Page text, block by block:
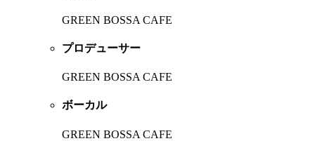
GREEN BOSSA CAFE
プロデューサー
GREEN BOSSA CAFE
ボーカル
GREEN BOSSA CAFE